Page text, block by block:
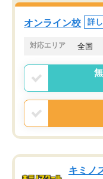
オンラインツールを
共有があり宿題もそ
でした。
言う事で講師変更の
まりに短期での変更
う事にして退会しま
戻せ、授業内容や講
と思います。
オンライン校 詳
対応エリア 全国
キミノ